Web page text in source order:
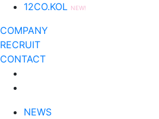
12CO.KOL NEW!
COMPANY
RECRUIT
CONTACT
NEWS